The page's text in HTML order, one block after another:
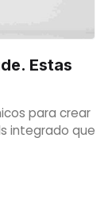
Estas
para crear
integrado que